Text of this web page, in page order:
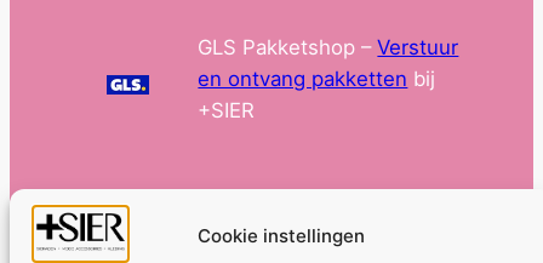
Cookie instellingen
GLS Pakketshop –Verstuur
en ontvang pakketten bij
+SIER